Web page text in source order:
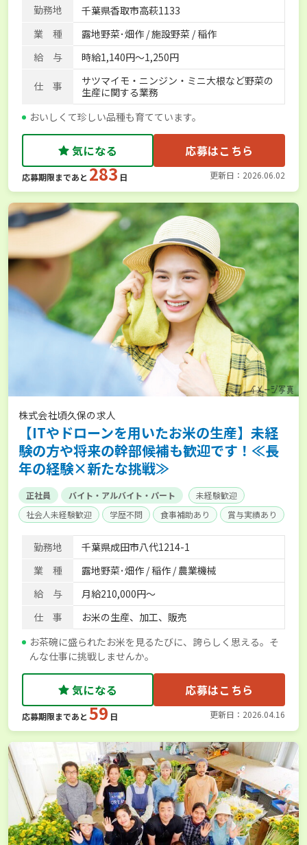
勤務地
千葉県香取市高萩1133
業 種
露地野菜･畑作 / 施設野菜 / 稲作
給 与
時給1,140円～1,250円
仕 事
サツマイモ・ニンジン・ミニ大根など野菜の
生産に関する業務
おいしくて珍しい品種も育てています。
気になる 応募はこちら
応募期限まであと 283 日 更新日：2026.06.02
株式会社頃久保の求人
【ITやドローンを用いたお米の生産】未経
験の方や将来の幹部候補も歓迎です！≪長
年の経験×新たな挑戦≫
正社員 バイト・アルバイト・パート
未経験歓迎
社会人未経験歓迎
学歴不問 食事補助あり
賞与実績あり
年間休日100日以上
独立支援可能 社会保険完備
勤務地
千葉県成田市八代1214-1
業 種
露地野菜･畑作 / 稲作 / 農業機械
給 与
月給210,000円～
仕 事
お米の生産、加工、販売
お茶碗に盛られたお米を見るたびに、誇らしく思える。そ
んな仕事に挑戦しませんか。
気になる 応募はこちら
応募期限まであと 59 日 更新日：2026.04.16